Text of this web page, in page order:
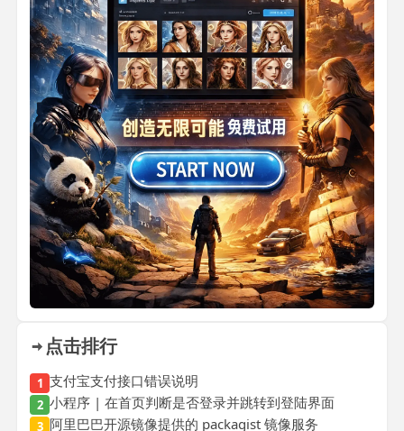
点击排行
1 支付宝支付接口错误说明
2 小程序 | 在首页判断是否登录并跳转到登陆界面
3 阿里巴巴开源镜像提供的 packagist 镜像服务